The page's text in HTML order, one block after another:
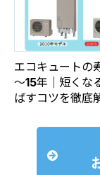
エコキュートの
～15年｜短くな
ばすコツを徹底